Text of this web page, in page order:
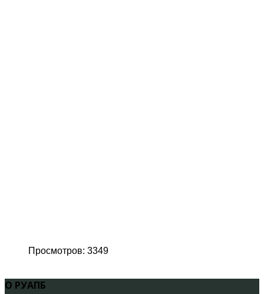
Просмотров: 3349
О РУАПБ